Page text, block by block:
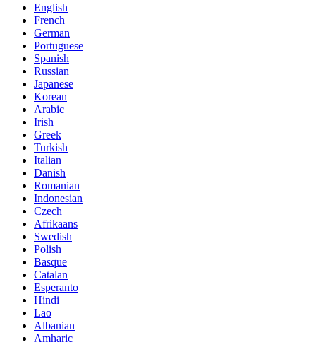
English
French
German
Portuguese
Spanish
Russian
Japanese
Korean
Arabic
Irish
Greek
Turkish
Italian
Danish
Romanian
Indonesian
Czech
Afrikaans
Swedish
Polish
Basque
Catalan
Esperanto
Hindi
Lao
Albanian
Amharic